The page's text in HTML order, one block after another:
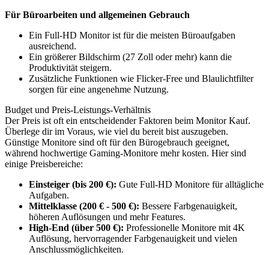
Für Büroarbeiten und allgemeinen Gebrauch
Ein Full-HD Monitor ist für die meisten Büroaufgaben
ausreichend.
Ein größerer Bildschirm (27 Zoll oder mehr) kann die
Produktivität steigern.
Zusätzliche Funktionen wie Flicker-Free und Blaulichtfilter
sorgen für eine angenehme Nutzung.
Budget und Preis-Leistungs-Verhältnis
Der Preis ist oft ein entscheidender Faktoren beim Monitor Kauf.
Überlege dir im Voraus, wie viel du bereit bist auszugeben.
Günstige Monitore sind oft für den Bürogebrauch geeignet,
während hochwertige Gaming-Monitore mehr kosten. Hier sind
einige Preisbereiche:
Einsteiger (bis 200 €): Gute Full-HD Monitore für alltägliche
Aufgaben.
Mittelklasse (200 € - 500 €): Bessere Farbgenauigkeit,
höheren Auflösungen und mehr Features.
High-End (über 500 €): Professionelle Monitore mit 4K
Auflösung, hervorragender Farbgenauigkeit und vielen
Anschlussmöglichkeiten.